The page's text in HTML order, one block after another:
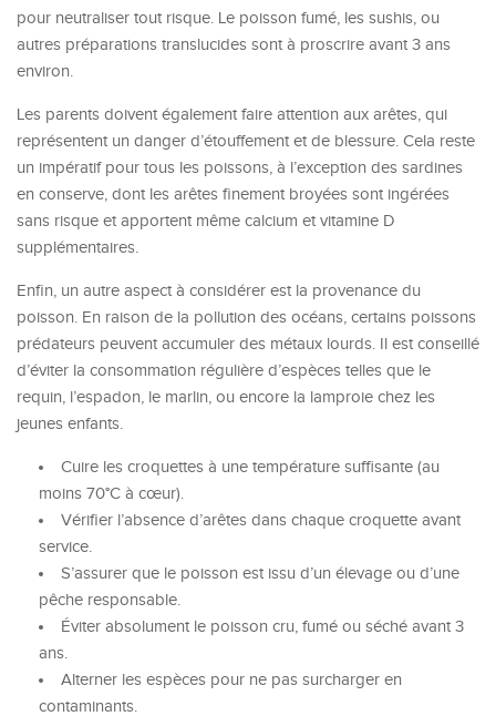
pour neutraliser tout risque. Le poisson fumé, les sushis, ou
autres préparations translucides sont à proscrire avant 3 ans
environ.
Les parents doivent également faire attention aux arêtes, qui
représentent un danger d’étouffement et de blessure. Cela reste
un impératif pour tous les poissons, à l’exception des sardines
en conserve, dont les arêtes finement broyées sont ingérées
sans risque et apportent même calcium et vitamine D
supplémentaires.
Enfin, un autre aspect à considérer est la provenance du
poisson. En raison de la pollution des océans, certains poissons
prédateurs peuvent accumuler des métaux lourds. Il est conseillé
d’éviter la consommation régulière d’espèces telles que le
requin, l’espadon, le marlin, ou encore la lamproie chez les
jeunes enfants.
Cuire les croquettes à une température suffisante (au
moins 70°C à cœur).
Vérifier l’absence d’arêtes dans chaque croquette avant
service.
S’assurer que le poisson est issu d’un élevage ou d’une
pêche responsable.
Éviter absolument le poisson cru, fumé ou séché avant 3
ans.
Alterner les espèces pour ne pas surcharger en
contaminants.